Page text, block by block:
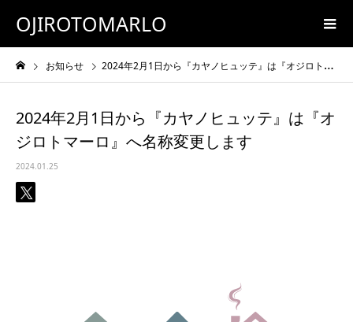
OJIROTOMARLO
お知らせ 2024年2月1日から『カヤノヒュッテ』は『オジロトマーロ』へ名称変更します
2024年2月1日から『カヤノヒュッテ』は『オ
ジロトマーロ』へ名称変更します
2024.01.25